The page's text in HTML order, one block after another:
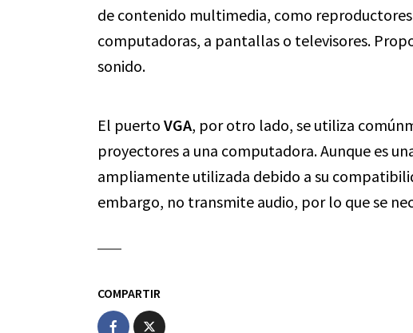
de contenido multimedia, como reproductores
computadoras, a pantallas o televisores.
sonido.
El puerto VGA, por otro lado, se utiliza
proyectores a una computadora. Aunque es
ampliamente utilizada debido a su
embargo, no transmite audio, por lo que se
COMPARTIR